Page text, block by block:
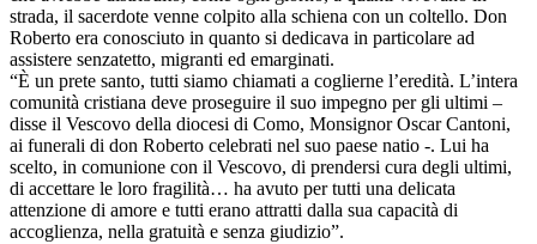
strada, il sacerdote venne colpito alla schiena con un coltello. Don
Roberto era conosciuto in quanto si dedicava in particolare ad
assistere senzatetto, migranti ed emarginati.
“È un prete santo, tutti siamo chiamati a coglierne l’eredità. L’intera
comunità cristiana deve proseguire il suo impegno per gli ultimi –
disse il Vescovo della diocesi di Como, Monsignor Oscar Cantoni,
ai funerali di don Roberto celebrati nel suo paese natio -. Lui ha
scelto, in comunione con il Vescovo, di prendersi cura degli ultimi,
di accettare le loro fragilità… ha avuto per tutti una delicata
attenzione di amore e tutti erano attratti dalla sua capacità di
accoglienza, nella gratuità e senza giudizio”.